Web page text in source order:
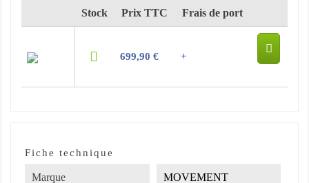
Stock Prix TTC Frais de port
699,90 € +
Fiche technique
Marque MOVEMENT